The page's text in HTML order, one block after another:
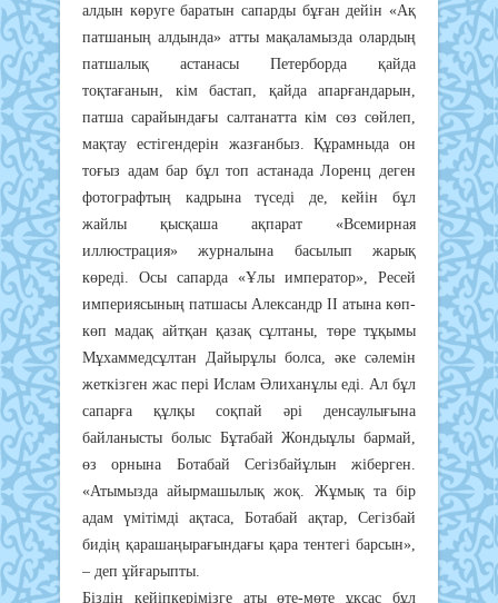
алдын көруге баратын сапарды бұған дейін «Ақ
патшаның алдында» атты мақаламызда олардың
патшалық астанасы Петерборда қайда
тоқтағанын, кім бастап, қайда апарғандарын,
патша сарайындағы салтанатта кім сөз сөйлеп,
мақтау естігендерін жазғанбыз. Құрамныда он
тоғыз адам бар бұл топ астанада Лоренц деген
фотографтың кадрына түседі де, кейін бұл
жайлы қысқаша ақпарат «Всемирная
иллюстрация» журналына басылып жарық
көреді. Осы сапарда «Ұлы император», Ресей
империясының патшасы Александр ІІ атына көп-
көп мадақ айтқан қазақ сұлтаны, төре тұқымы
Мұхаммедсұлтан Дайырұлы болса, әке сәлемін
жеткізген жас пері Ислам Әлиханұлы еді. Ал бұл
сапарға құлқы соқпай әрі денсаулығына
байланысты болыс Бұтабай Жондыұлы бармай,
өз орнына Ботабай Сегізбайұлын жіберген.
«Атымызда айырмашылық жоқ. Жұмық та бір
адам үмітімді ақтаса, Ботабай ақтар, Сегізбай
бидің қарашаңырағындағы қара тентегі барсын»,
– деп ұйғарыпты.
Біздің кейіпкерімізге аты өте-мөте ұқсас бұл